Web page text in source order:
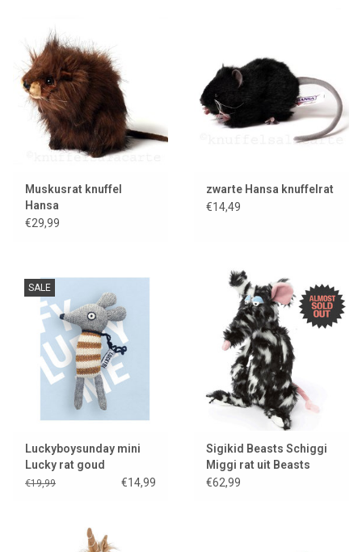
Muskusrat knuffel
Hansa
€29,99
zwarte Hansa knuffelrat
€14,49
SALE
Luckyboysunday mini
Lucky rat goud
€19,99 €14,99
Sigikid Beasts Schiggi
Miggi rat uit Beasts
Town
€62,99